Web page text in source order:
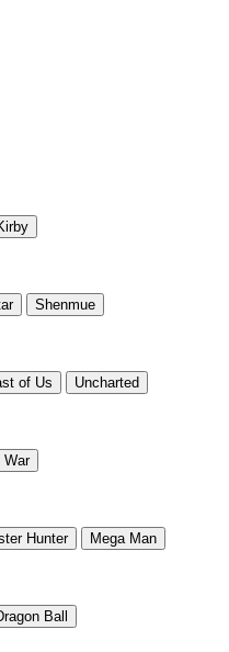
Shenmue
of Us Uncharted
War
Hunter Mega Man
Ball